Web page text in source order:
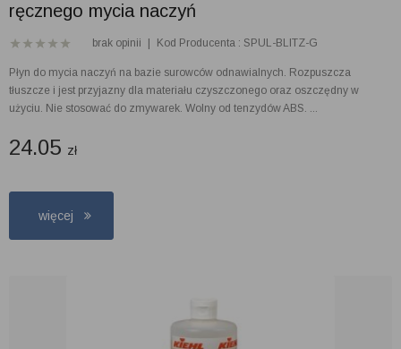
ręcznego mycia naczyń
brak opinii Kod Producenta : SPUL-BLITZ-G
Płyn do mycia naczyń na bazie surowców odnawialnych. Rozpuszcza
tłuszcze i jest przyjazny dla materiału czyszczonego oraz oszczędny w
użyciu. Nie stosować do zmywarek. Wolny od tenzydów ABS. ...
24.05 zł
więcej